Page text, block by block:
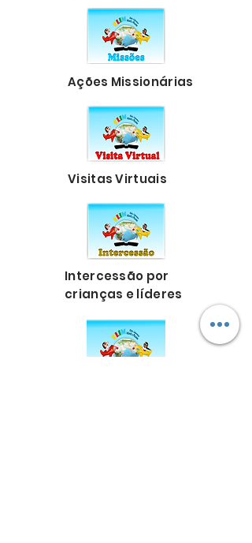
Ações Missionárias
Visitas Virtuais
Intercessão por
crianças e líderes